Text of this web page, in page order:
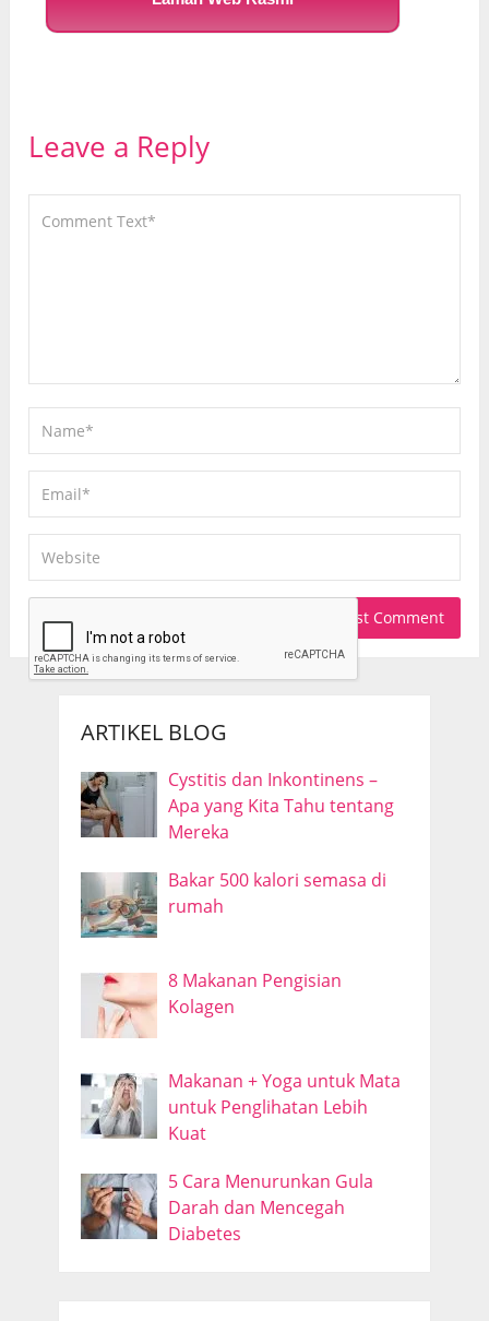
Leave a Reply
ARTIKEL BLOG
Cystitis dan Inkontinens –
Apa yang Kita Tahu tentang
Mereka
Bakar 500 kalori semasa di
rumah
8 Makanan Pengisian
Kolagen
Makanan + Yoga untuk Mata
untuk Penglihatan Lebih
Kuat
5 Cara Menurunkan Gula
Darah dan Mencegah
Diabetes